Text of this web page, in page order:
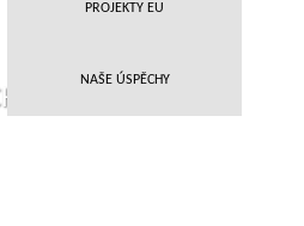
PROJEKTY EU
NAŠE ÚSPĚCHY